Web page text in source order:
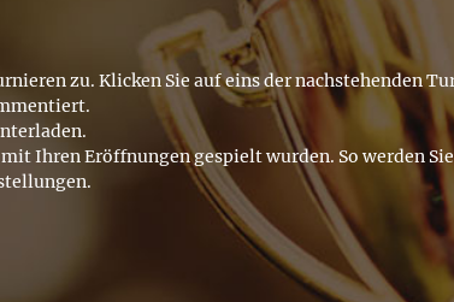
zu. Klicken Sie auf eins der nachstehenden
Ihren Eröffnungen gespielt wurden. So werden